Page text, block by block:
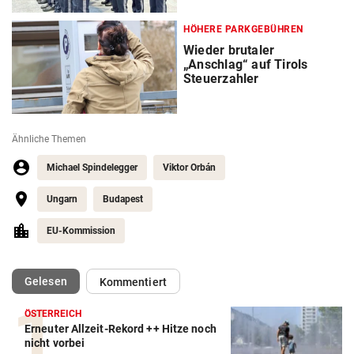
HÖHERE PARKGEBÜHREN
Wieder brutaler
„Anschlag“ auf Tirols
Steuerzahler
Ähnliche Themen
Michael Spindelegger Viktor Orbán
Ungarn Budapest
EU-Kommission
Gelesen(ausgewählt)Kommentiert
ÖSTERREICH
Erneuter Allzeit-Rekord ++ Hitze noch
nicht vorbei